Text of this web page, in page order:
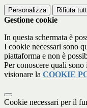
Personalizza Rifiuta
Gestione cookie
In questa schermata è
I cookie necessari sono
piattaforma e non è
Per conoscere quali
visionare la COOKIE
Cookie necessari per il